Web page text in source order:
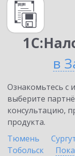
в
Ознакомьтесь с
выберите
консультацию,
продукта.
Тюмень
Тобольск